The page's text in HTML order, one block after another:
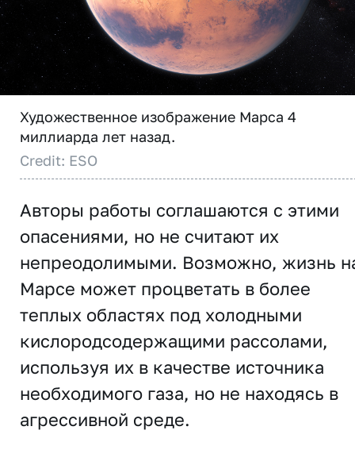
Художественное изображение Марса 4
миллиарда лет назад.
Credit: ESO
Авторы работы соглашаются с этими
опасениями, но не считают их
непреодолимыми. Возможно, жизнь
Марсе может процветать в более
теплых областях под холодными
кислородсодержащими рассолами,
используя их в качестве источника
необходимого газа, но не находясь в
агрессивной среде.